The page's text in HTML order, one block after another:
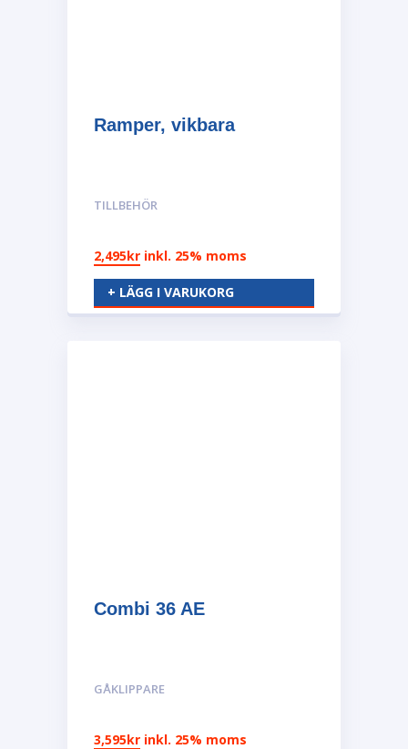
Ramper, vikbara
TILLBEHÖR
2,495kr inkl. 25% moms
+ LÄGG I VARUKORG
Combi 36 AE
GÅKLIPPARE
3,595kr inkl. 25% moms